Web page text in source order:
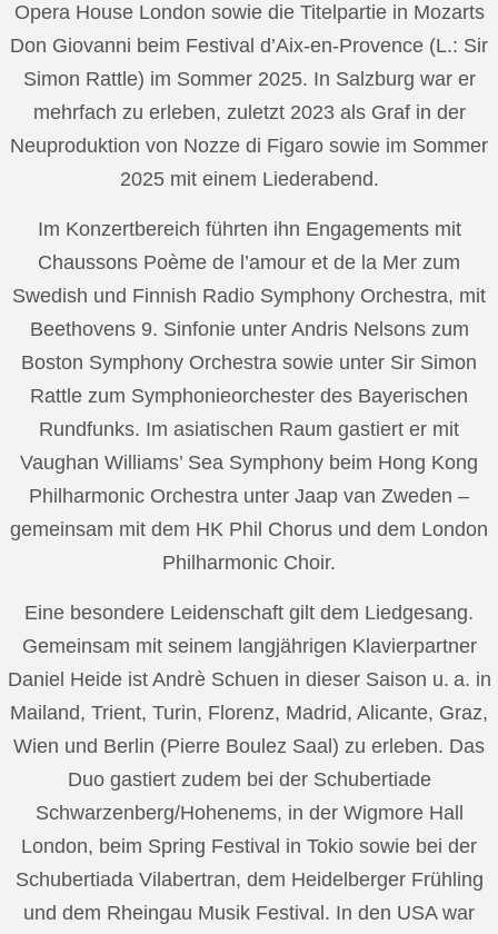
Opera House London sowie die Titelpartie in Mozarts
Don Giovanni beim Festival d’Aix-en-Provence (L.: Sir
Simon Rattle) im Sommer 2025. In Salzburg war er
mehrfach zu erleben, zuletzt 2023 als Graf in der
Neuproduktion von Nozze di Figaro sowie im Sommer
2025 mit einem Liederabend.
Im Konzertbereich führten ihn Engagements mit
Chaussons Poème de l’amour et de la Mer zum
Swedish und Finnish Radio Symphony Orchestra, mit
Beethovens 9. Sinfonie unter Andris Nelsons zum
Boston Symphony Orchestra sowie unter Sir Simon
Rattle zum Symphonieorchester des Bayerischen
Rundfunks. Im asiatischen Raum gastiert er mit
Vaughan Williams’ Sea Symphony beim Hong Kong
Philharmonic Orchestra unter Jaap van Zweden –
gemeinsam mit dem HK Phil Chorus und dem London
Philharmonic Choir.
Eine besondere Leidenschaft gilt dem Liedgesang.
Gemeinsam mit seinem langjährigen Klavierpartner
Daniel Heide ist Andrè Schuen in dieser Saison u. a. in
Mailand, Trient, Turin, Florenz, Madrid, Alicante, Graz,
Wien und Berlin (Pierre Boulez Saal) zu erleben. Das
Duo gastiert zudem bei der Schubertiade
Schwarzenberg/Hohenems, in der Wigmore Hall
London, beim Spring Festival in Tokio sowie bei der
Schubertiada Vilabertran, dem Heidelberger Frühling
und dem Rheingau Musik Festival. In den USA war